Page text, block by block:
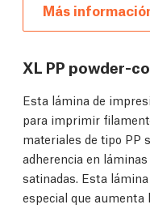
Más
XL PP powder-
Esta lámina de
para imprimir
materiales de tipo PP
adherencia en
satinadas. Esta
especial que aumenta